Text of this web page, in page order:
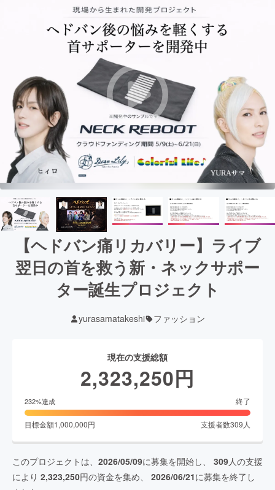
【ヘドバン痛リカバリー】ライブ
翌日の首を救う新・ネックサポー
ター誕生プロジェクト
yurasamatakeshi ファッション
現在の支援総額
2,323,250円
232%達成 終了
目標金額1,000,000円 支援者数309 人
このプロジェクトは、 2026/05/09に募集を開始し、 309人の支援
により 2,323,250円の資金を集め、 2026/06/21に募集を終了し